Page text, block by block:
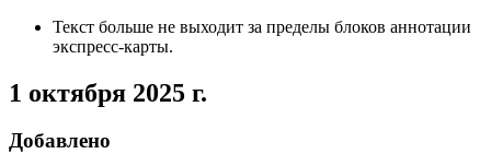
Текст больше не выходит за пределы блоков аннотации
экспресс-карты.
1 октября 2025 г.
Добавлено